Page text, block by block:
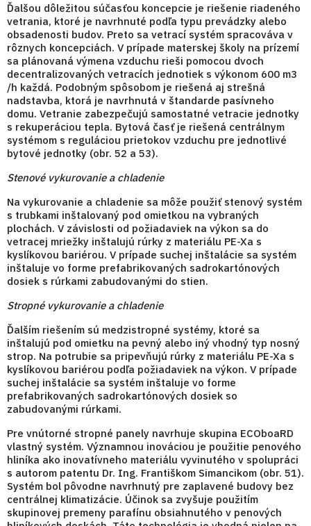
Ďalšou dôležitou súčasťou koncepcie je riešenie riadeného
vetrania, ktoré je navrhnuté podľa typu prevádzky alebo
obsadenosti budov. Preto sa vetrací systém spracováva v
rôznych koncepciách. V prípade materskej školy na prízemí
sa plánovaná výmena vzduchu rieši pomocou dvoch
decentralizovaných vetracích jednotiek s výkonom 600 m3
/h každá. Podobným spôsobom je riešená aj strešná
nadstavba, ktorá je navrhnutá v štandarde pasívneho
domu. Vetranie zabezpečujú samostatné vetracie jednotky
s rekuperáciou tepla. Bytová časť je riešená centrálnym
systémom s reguláciou prietokov vzduchu pre jednotlivé
bytové jednotky (obr. 52 a 53).
Stenové vykurovanie a chladenie
Na vykurovanie a chladenie sa môže použiť stenový systém
s trubkami inštalovaný pod omietkou na vybraných
plochách. V závislosti od požiadaviek na výkon sa do
vetracej mriežky inštalujú rúrky z materiálu PE-Xa s
kyslíkovou bariérou. V prípade suchej inštalácie sa systém
inštaluje vo forme prefabrikovaných sadrokartónových
dosiek s rúrkami zabudovanými do stien.
Stropné vykurovanie a chladenie
Ďalším riešením sú medzistropné systémy, ktoré sa
inštalujú pod omietku na pevný alebo iný vhodný typ nosný
strop. Na potrubie sa pripevňujú rúrky z materiálu PE-Xa s
kyslíkovou bariérou podľa požiadaviek na výkon. V prípade
suchej inštalácie sa systém inštaluje vo forme
prefabrikovaných sadrokartónových dosiek so
zabudovanými rúrkami.
Pre vnútorné stropné panely navrhuje skupina ECOboaRD
vlastný systém. Významnou inováciou je použitie penového
hliníka ako inovatívneho materiálu vyvinutého v spolupráci
s autorom patentu Dr. Ing. Františkom Simancikom (obr. 51).
Systém bol pôvodne navrhnutý pre zaplavené budovy bez
centrálnej klimatizácie. Účinok sa zvyšuje použitím
skupinovej premeny parafínu obsiahnutého v penových